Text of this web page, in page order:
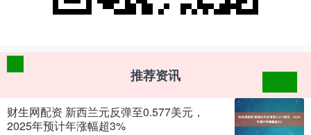
推荐资讯
财生网配资 新西兰元反弹至0.577美元，
2025年预计年涨幅超3%